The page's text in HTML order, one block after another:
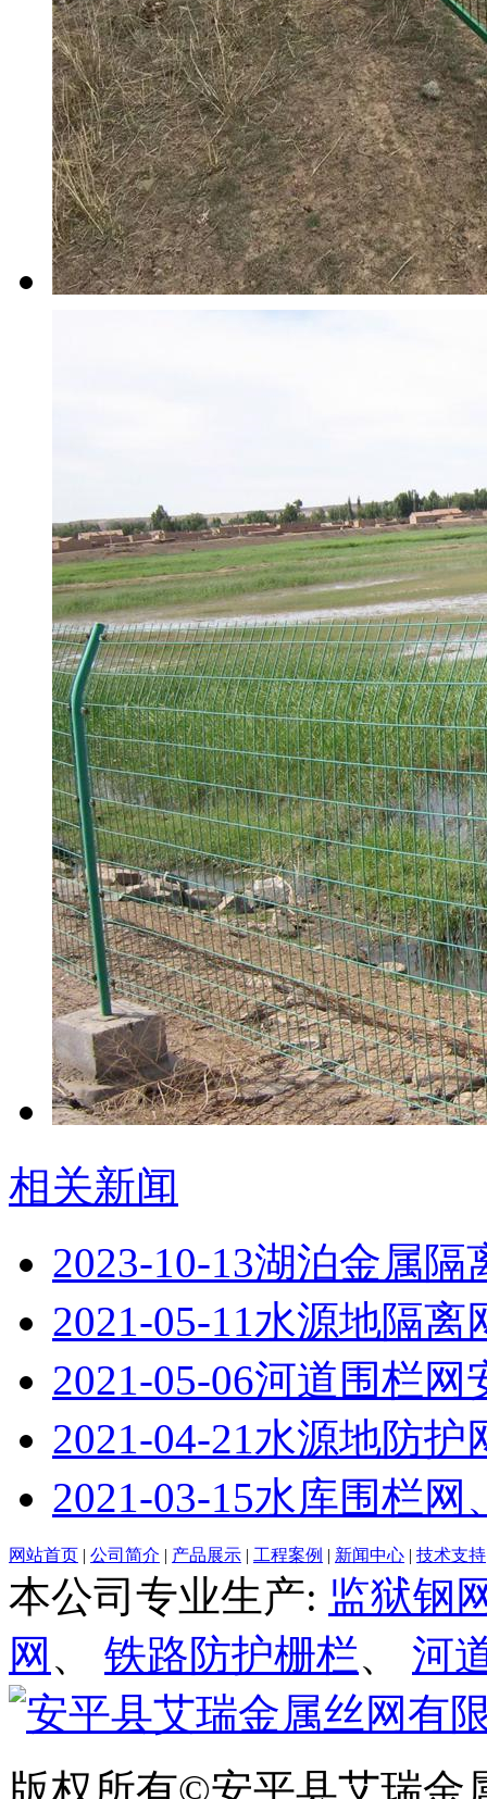
相关新闻
2023-10-13湖泊金属隔
2021-05-11水源地隔离
2021-05-06河道围栏网
2021-04-21水源地防护
2021-03-15水库围栏网
网站首页 | 公司简介 | 产品展示 | 工程案例 | 新闻中心 | 技术支持
本公司专业生产: 监狱钢
网 、 铁路防护栅栏、 河
版权所有©安平县艾瑞金